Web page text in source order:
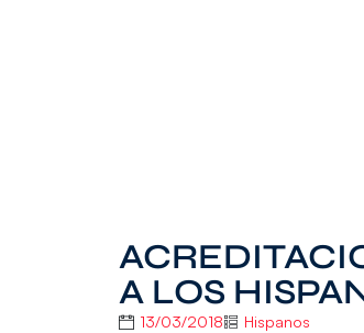
A LOS
13/03/2018 Hispanos